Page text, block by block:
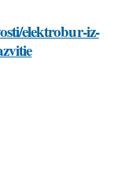
elektrobur-iz-